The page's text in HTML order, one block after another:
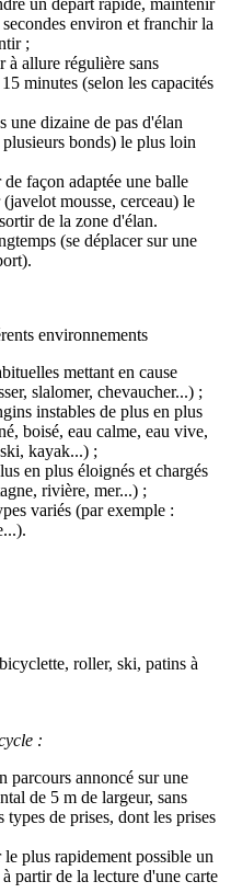
un départ rapide, maintenir
environ et franchir la
;
à allure régulière sans
minutes (selon les capacités
une dizaine de pas d'élan
bonds) le plus loin
façon adaptée une balle
mousse, cerceau) le
de la zone d'élan.
(se déplacer sur une
environnements
mettant en cause
slalomer, chevaucher...) ;
instables de plus en plus
boisé, eau calme, eau vive,
kayak...) ;
en plus éloignés et chargés
rivière, mer...) ;
variés (par exemple :
roller, ski, patins à
:
parcours annoncé sur une
de 5 m de largeur, sans
de prises, dont les prises
plus rapidement possible un
partir de la lecture d'une carte